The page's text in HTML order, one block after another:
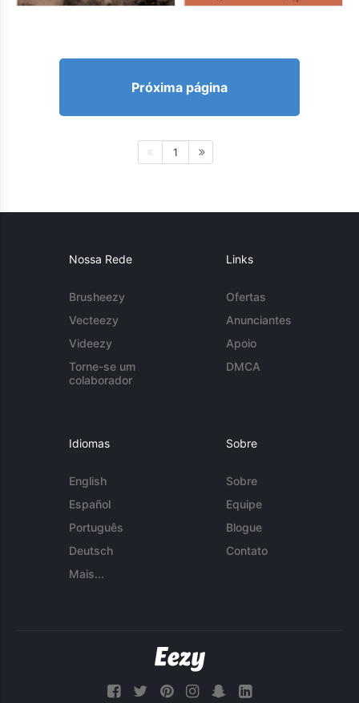
Próxima página
1
Nossa Rede
Brusheezy
Vecteezy
Videezy
Torne-se um
colaborador
Links
Ofertas
Anunciantes
Apoio
DMCA
Idiomas
English
Español
Português
Deutsch
Mais...
Sobre
Sobre
Equipe
Blogue
Contato